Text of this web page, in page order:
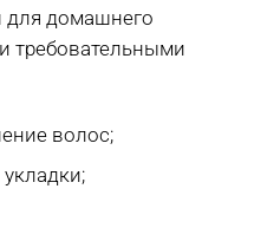
для домашнего
требовательными
волос;